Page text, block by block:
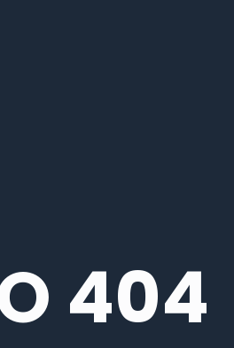
404